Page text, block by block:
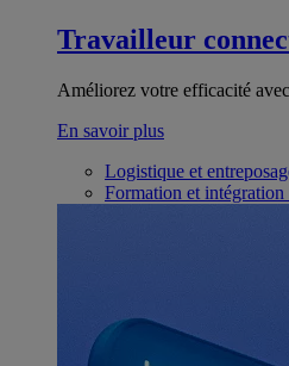
Travailleur
Améliorez votre efficacité
En savoir plus
Logistique et
Formation et intégration